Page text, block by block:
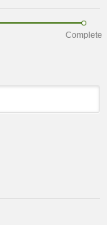
Complete